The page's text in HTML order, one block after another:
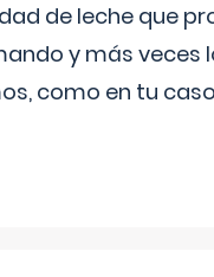
de leche que
y más veces
como en tu